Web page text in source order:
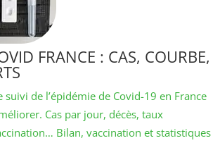
FRANCE : CAS, COURBE,
suivi de l’épidémie de Covid-19 en France
Cas par jour, décès, taux
Bilan, vaccination et statistiques